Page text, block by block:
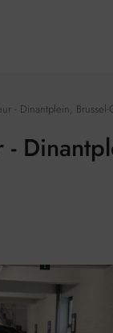
- Dinantplein, Brussel-